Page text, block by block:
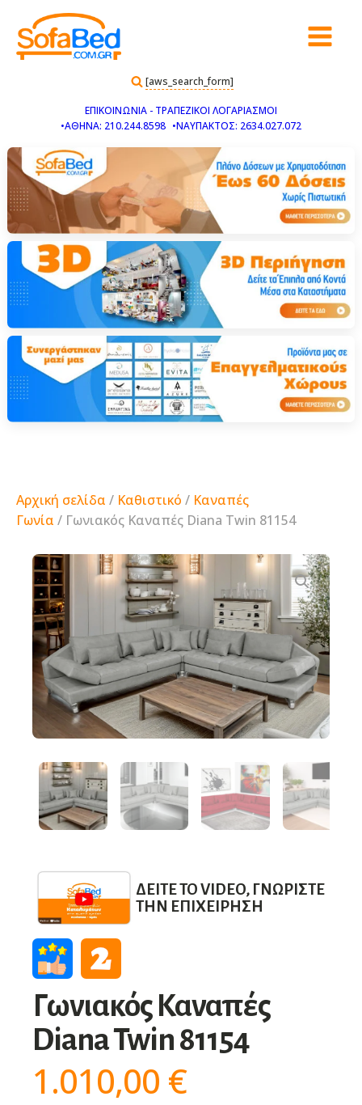
[aws_search_form]
ΕΠΙΚΟΙΝΩΝΙΑ - ΤΡΑΠΕΖΙΚΟΙ ΛΟΓΑΡΙΑΣΜΟΙ
•ΑΘΗΝΑ: 210.244.8598 •ΝΑΥΠΑΚΤΟΣ: 2634.027.072
Αρχική σελίδα / Καθιστικό / Καναπές
Γωνία / Γωνιακός Καναπές Diana Twin 81154
ΔΕΊΤΕ ΤΟ VIDEO, ΓΝΩΡΊΣΤΕ
ΤΗΝ ΕΠΙΧΕΊΡΗΣΗ
Γωνιακός Καναπές
Diana Twin 81154
1.010,00 €